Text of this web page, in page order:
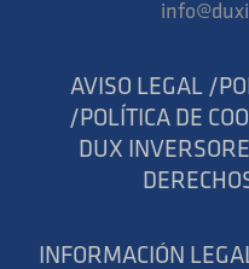
AVISO LEGAL /
/POLÍTICA DE
DUX
INFORMACIÓN